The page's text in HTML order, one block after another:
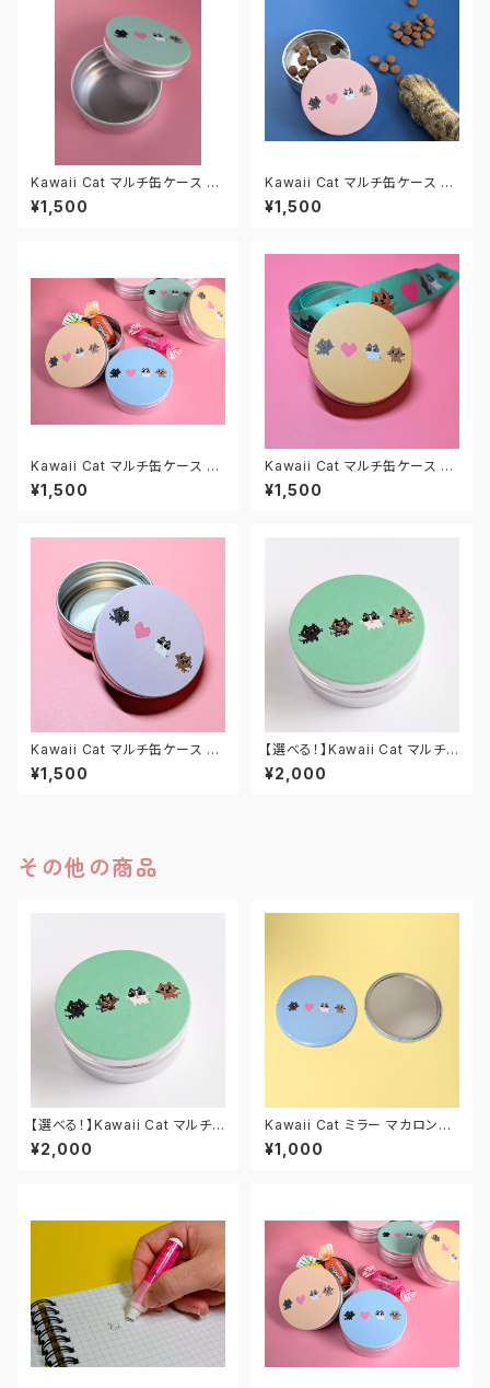
Kawaii Cat マルチ缶ケース M
マカロンミント
¥1,500
Kawaii Cat マルチ缶ケース M
マカロンピンク
¥1,500
Kawaii Cat マルチ缶ケース M
マカロンソーダ
¥1,500
Kawaii Cat マルチ缶ケース M
マカロンアプリコット
¥1,500
Kawaii Cat マルチ缶ケース M
マカロンラベンダー
¥1,500
【選べる！】Kawaii Cat マルチ
缶ケース M
¥2,000
その他の商品
【選べる！】Kawaii Cat マルチ
缶ケース M
¥2,000
Kawaii Cat ミラー マカロンソ
ーダ
¥1,000